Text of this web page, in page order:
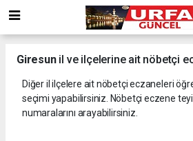
Giresunil ve ilçelerine ait nöbetçi
Diğer il ilçelere ait nöbetçi eczaneleri
seçimi yapabilirsiniz. Nöbetçi eczene
numaralarını arayabilirsiniz.